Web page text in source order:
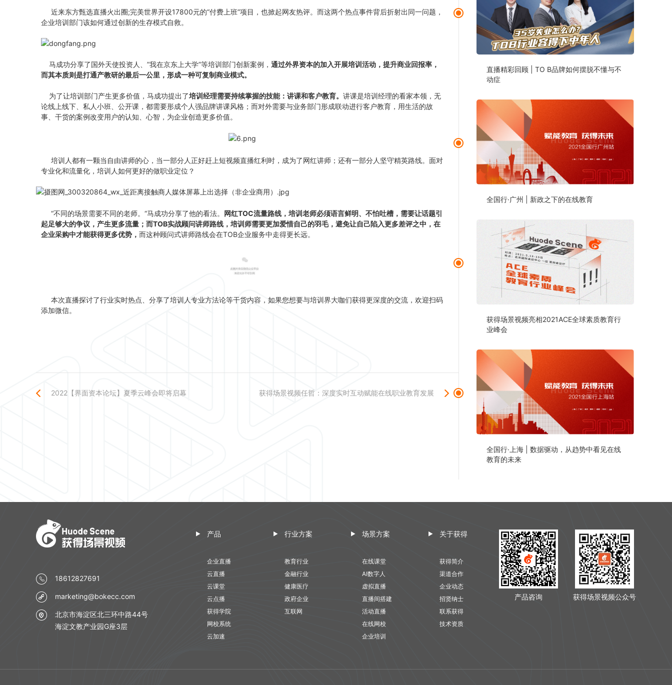
近来东方甄选直播火出圈;完美世界开设17800元的“付费上班”项目，也掀起网友热评。而这两个热点事件背后折射出同一问题，
企业培训部门该如何通过创新的生存模式自救。
马成功分享了国外天使投资人、”我在京东上大学”等培训部门创新案例， 通过外界资本的加入开展培训活动，提升商业回报率，
而其本质则是打通产教研的最后一公里，形成一种可复制商业模式。
为了让培训部门产生更多价值，马成功提出了培训经理需要持续掌握的技能： 讲课和客户教育。 讲课是培训经理的看家本领，无
论线上线下、私人小班、公开课，都需要形成个人强品牌讲课风格；而对外需要与业务部门形成联动进行客户教育，用生活的故
事、干货的案例改变用户的认知、心智，为企业创造更多价值。
培训人都有一颗当自由讲师的心，当一部分人正好赶上短视频直播红利时，成为了网红讲师；还有一部分人坚守精英路线。面对
专业化和流量化，培训人如何更好的做职业定位？
“不同的场景需要不同的老师。“马成功分享了他的看法。 网红TOC流量路线，培训老师必须语言鲜明、不怕吐槽，需要让话题引
起足够大的争议，产生更多流量； 而TOB实战顾问讲师路线，培训师需要更加爱惜自己的羽毛，避免让自己陷入更多差评之中，在
企业采购中才能获得更多优势， 而这种顾问式讲师路线会在TOB企业服务中走得更长远。
本次直播探讨了行业实时热点、分享了培训人专业方法论等干货内容，如果您想要与培训界大咖们获得更深度的交流，欢迎扫码
添加微信。
获得场景视频任哲：深度实时互动赋能在线职业教育发展
2022【界面资本论坛】夏季云峰会即将启幕
直播精彩回顾 | TO B品牌如何摆脱不懂与不
动症
全国行·广州 | 新政之下的在线教育
获得场景视频亮相2021ACE全球素质教育行
业峰会
全国行·上海 | 数据驱动，从趋势中看见在线
教育的未来
18612827691
marketing@bokecc.com
北京市海淀区北三环中路44号
海淀文教产业园G座3层
产品
企业直播
云直播
云课堂
云点播
获得学院
网校系统
云加速
行业方案
教育行业
金融行业
健康医疗
政府企业
互联网
场景方案
在线课堂
AI数字人
虚拟直播
直播间搭建
活动直播
在线网校
企业培训
关于获得
获得简介
渠道合作
企业动态
招贤纳士
联系获得
技术资质
获得场景视频公众号
产品咨询